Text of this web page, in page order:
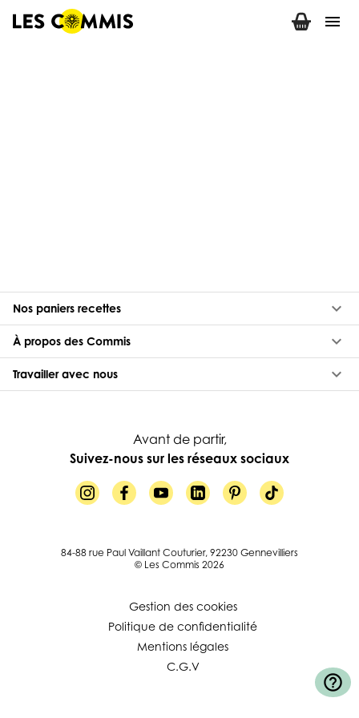
menu
Nos paniers recettes keyboard_arrow_down
À propos des Commis keyboard_arrow_down
Travailler avec nous keyboard_arrow_down
Avant de partir,
Suivez-nous sur les réseaux sociaux
84-88 rue Paul Vaillant Couturier, 92230 Gennevilliers
© Les Commis 2026
Gestion des cookies
Politique de confidentialité
Mentions légales
C.G.V
help_outline